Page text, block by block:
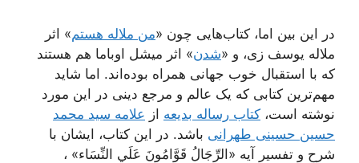
در این بین اما، کتاب‌هایی چون «من ملاله هستم» اثر
ملاله یوسف زی، و «شدن» اثر میشل اوباما هم هستند
که با استقبال خوب جهانی همراه بوده‌اند. اما شاید
مهم‌ترین کتابی که یک عالم و مرجع دینی در این مورد
نوشته است،کتاب رساله بدیعهازعلامه سید محمد
حسین حسینی طهرانیباشد. در این کتاب، ایشان با
شرح و تفسیر آیه «الرِّجَالُ قَوَّامُونَ عَلَي‌ النِّسَاء» ،